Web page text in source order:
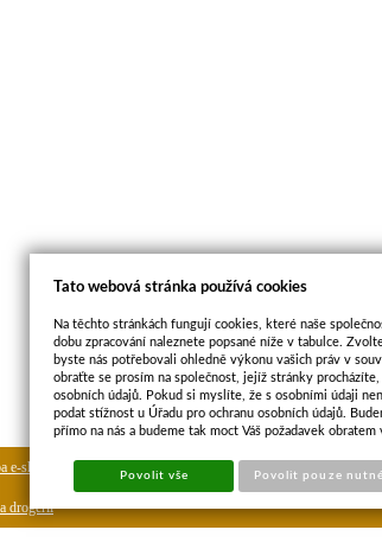
e-shopu pronájem e-shopu Sun-shop
drogerií
Tato webová stránka používá cookies
Na těchto stránkách fungují cookies, které naše
dobu zpracování naleznete popsané níže v tabulce.
byste nás potřebovali ohledně výkonu vašich práv v
obraťte se prosím na společnost, jejíž stránky
osobních údajů. Pokud si myslíte, že s osobními údaji
podat stížnost u Úřadu pro ochranu osobních údajů.
přímo na nás a budeme tak moct Váš požadavek obratem
Povolit vše Povolit pouze nutné